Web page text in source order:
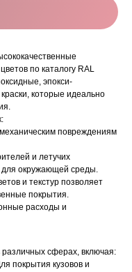
по каталогу RAL
эпокси-
которые идеально
механическим повреждениям
и летучих
для окружающей среды.
и текстур позволяет
покрытия.
расходы и
сферах, включая:
покрытия кузовов и